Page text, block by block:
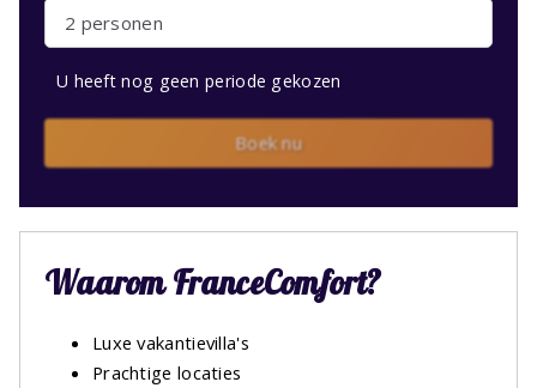
2 personen
U heeft nog geen periode gekozen
Boek nu
Waarom FranceComfort?
Luxe vakantievilla's
Prachtige locaties